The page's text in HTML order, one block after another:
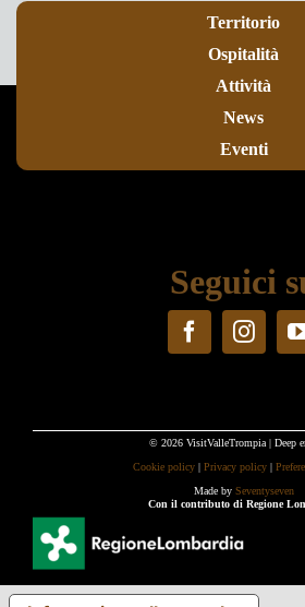
Territorio
Ospitalità
Attività
News
Eventi
Seguici
© 2026 VisitValleTrompia | Deep
Cookie policy | Privacy policy |
Made by Seventyseven
Con il contributo di Regione